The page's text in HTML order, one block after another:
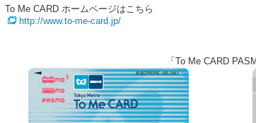
To Me CARD ホームページはこちら
http://www.to-me-card.jp/
「To Me CARD